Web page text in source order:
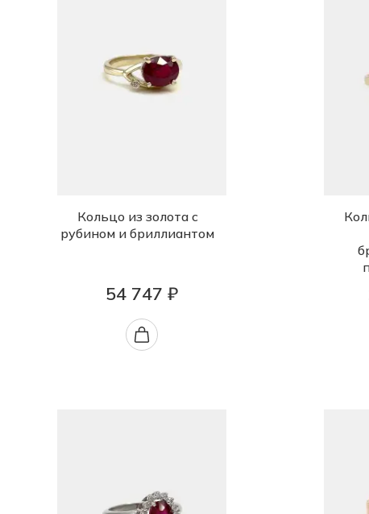
Кольцо из золота с
рубином и бриллиантом
54 747 ₽